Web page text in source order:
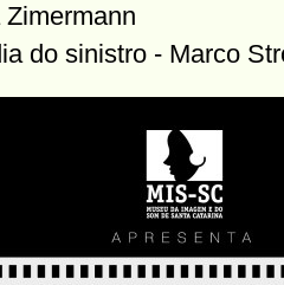
do sinistro - Marco